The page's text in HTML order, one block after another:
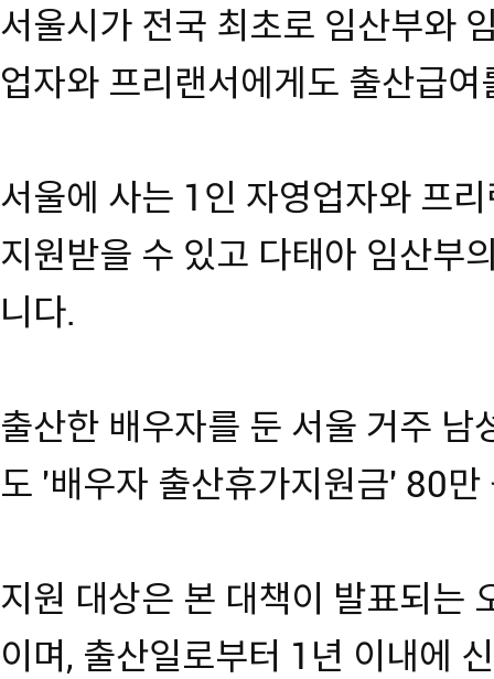
서울시가 전국 최초로 임산부와
업자와 프리랜서에게도 출산급
서울에 사는 1인 자영업자와 프
지원받을 수 있고 다태아 임산부
니다.
출산한 배우자를 둔 서울 거주
도 '배우자 출산휴가지원금' 80
지원 대상은 본 대책이 발표되는
이며, 출산일로부터 1년 이내에